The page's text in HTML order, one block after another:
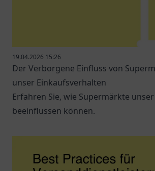
19.04.2026 15:26
Der Verborgene Einfluss von
unser Einkaufsverhalten
Erfahren Sie, wie Supermärkte
beeinflussen können.